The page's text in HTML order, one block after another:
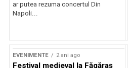
ar putea rezuma concertul Din
Napoli...
EVENIMENTE 2 ani ago
Festival medieval la Făgăraș